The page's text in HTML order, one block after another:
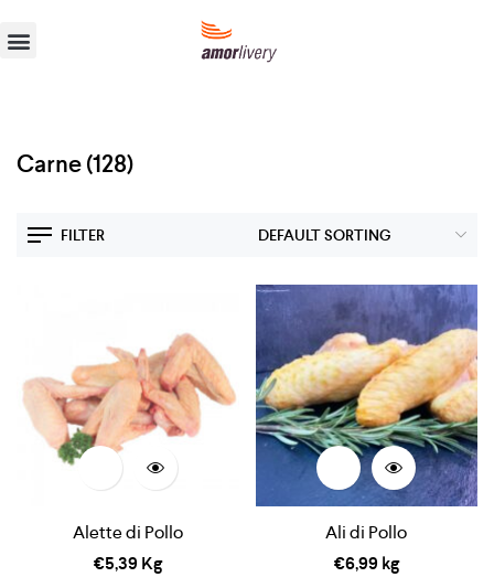
Carne(128)
FILTER
Alette di Pollo
€5,39 Kg
Ali di Pollo
€6,99 kg